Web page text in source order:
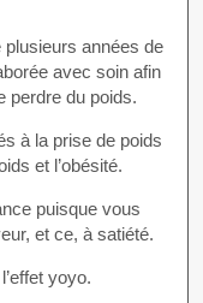
plusieurs années de
avec soin afin
perdre du poids.
à la prise de poids
et l’obésité.
puisque vous
et ce, à satiété.
yoyo.